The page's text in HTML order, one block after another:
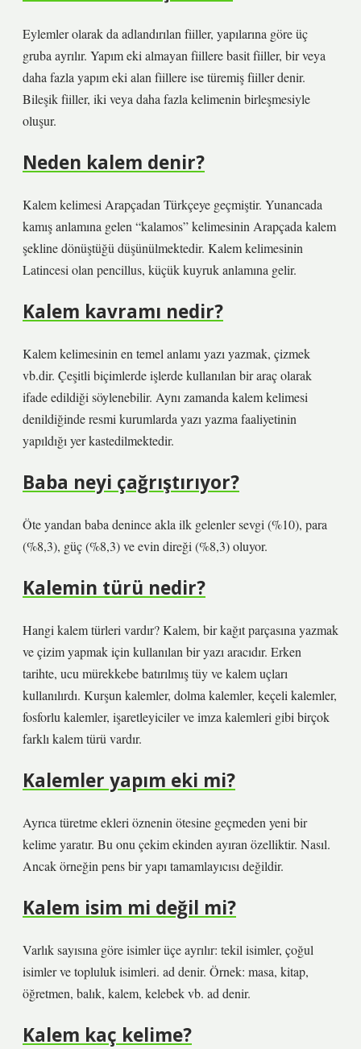
Eylemler olarak da adlandırılan fiiller, yapılarına göre üç
gruba ayrılır. Yapım eki almayan fiillere basit fiiller, bir veya
daha fazla yapım eki alan fiillere ise türemiş fiiller denir.
Bileşik fiiller, iki veya daha fazla kelimenin birleşmesiyle
oluşur.
Neden kalem denir?
Kalem kelimesi Arapçadan Türkçeye geçmiştir. Yunancada
kamış anlamına gelen “kalamos” kelimesinin Arapçada kalem
şekline dönüştüğü düşünülmektedir. Kalem kelimesinin
Latincesi olan pencillus, küçük kuyruk anlamına gelir.
Kalem kavramı nedir?
Kalem kelimesinin en temel anlamı yazı yazmak, çizmek
vb.dir. Çeşitli biçimlerde işlerde kullanılan bir araç olarak
ifade edildiği söylenebilir. Aynı zamanda kalem kelimesi
denildiğinde resmi kurumlarda yazı yazma faaliyetinin
yapıldığı yer kastedilmektedir.
Baba neyi çağrıştırıyor?
Öte yandan baba denince akla ilk gelenler sevgi (%10), para
(%8,3), güç (%8,3) ve evin direği (%8,3) oluyor.
Kalemin türü nedir?
Hangi kalem türleri vardır? Kalem, bir kağıt parçasına yazmak
ve çizim yapmak için kullanılan bir yazı aracıdır. Erken
tarihte, ucu mürekkebe batırılmış tüy ve kalem uçları
kullanılırdı. Kurşun kalemler, dolma kalemler, keçeli kalemler,
fosforlu kalemler, işaretleyiciler ve imza kalemleri gibi birçok
farklı kalem türü vardır.
Kalemler yapım eki mi?
Ayrıca türetme ekleri öznenin ötesine geçmeden yeni bir
kelime yaratır. Bu onu çekim ekinden ayıran özelliktir. Nasıl.
Ancak örneğin pens bir yapı tamamlayıcısı değildir.
Kalem isim mi değil mi?
Varlık sayısına göre isimler üçe ayrılır: tekil isimler, çoğul
isimler ve topluluk isimleri. ad denir. Örnek: masa, kitap,
öğretmen, balık, kalem, kelebek vb. ad denir.
Kalem kaç kelime?